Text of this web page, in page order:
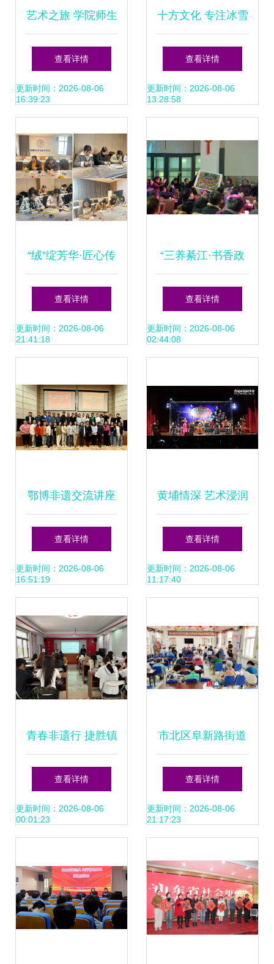
艺术之旅 学院师生
赴朱家庄艺术村开
展陶瓷艺术研学研
查看详情
更新时间：2026-08-06
16:39:23
十方文化 专注冰雪
艺术，助力冰雪产
业发展
查看详情
更新时间：2026-08-06
13:28:58
“绒”绽芳华·匠心传
承 物理科学与技术
学院党委举办文化
查看详情
更新时间：2026-08-06
21:41:18
“三养綦江·书香政
协”元宵茶话会 一
场温情与文化的邂
查看详情
更新时间：2026-08-06
02:44:08
鄂博非遗交流讲座
共绘文化交融新篇
章
查看详情
更新时间：2026-08-06
16:51:19
黄埔情深 艺术浸润
海峡两岸——记黄
埔军校同学会中华
团赴台活动
查看详情
更新时间：2026-08-06
11:17:40
青春非遗行 捷胜镇
五四活动邀青年共
话文化传承
查看详情
更新时间：2026-08-06
00:01:23
市北区阜新路街道
文化生活丰富多彩
汇聚强大创城力量
查看详情
更新时间：2026-08-06
21:17:23